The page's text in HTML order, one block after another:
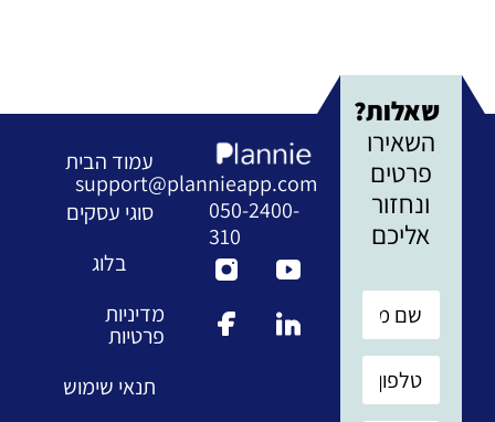
עמוד הבית
סוגי עסקים
בלוג
מדיניות
פרטיות
תנאי שימוש
שאלות?
השאירו
פרטים
ונחזור
אליכם
support@plannieapp.com
050-2400-
310